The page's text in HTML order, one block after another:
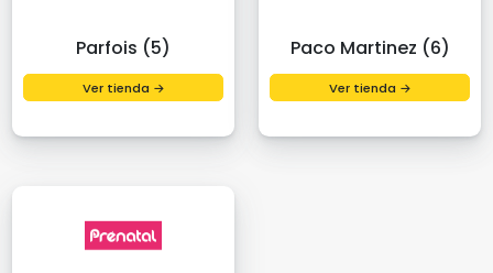
Parfois (5)
Ver tienda →
Paco Martinez (6)
Ver tienda →